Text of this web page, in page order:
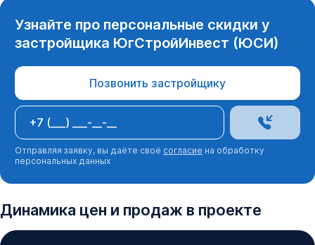
Узнайте про персональные скидки у
застройщика ЮгСтройИнвест (ЮСИ)
Позвонить застройщику
Отправляя заявку, вы даёте своё согласие на обработку
персональных данных
Динамика цен и продаж в проекте